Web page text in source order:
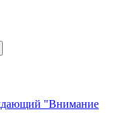
"Внимание